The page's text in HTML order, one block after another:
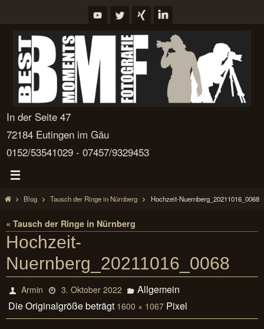
springen
In der Seite 47
72184 Eutingen im Gäu
0152/53541029 - 07457/9329453
StartBlog Tausch der Ringe in Nürnberg Hochzeit-Nuernberg_20211016_0068
« Tausch der Ringe in Nürnberg
Hochzeit-
Nuernberg_20211016_0068
Armin 3. Oktober 2022
Allgemein
Die Originalgröße beträgt 1600 × 1067 Pixel